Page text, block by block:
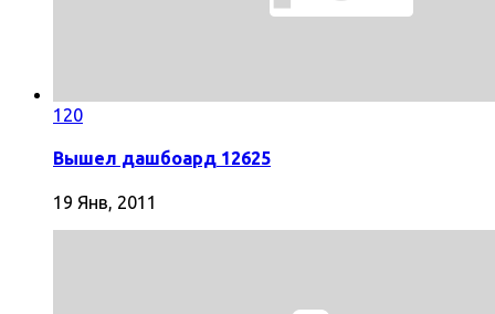
120
Вышел дашбоард 12625
19 Янв, 2011